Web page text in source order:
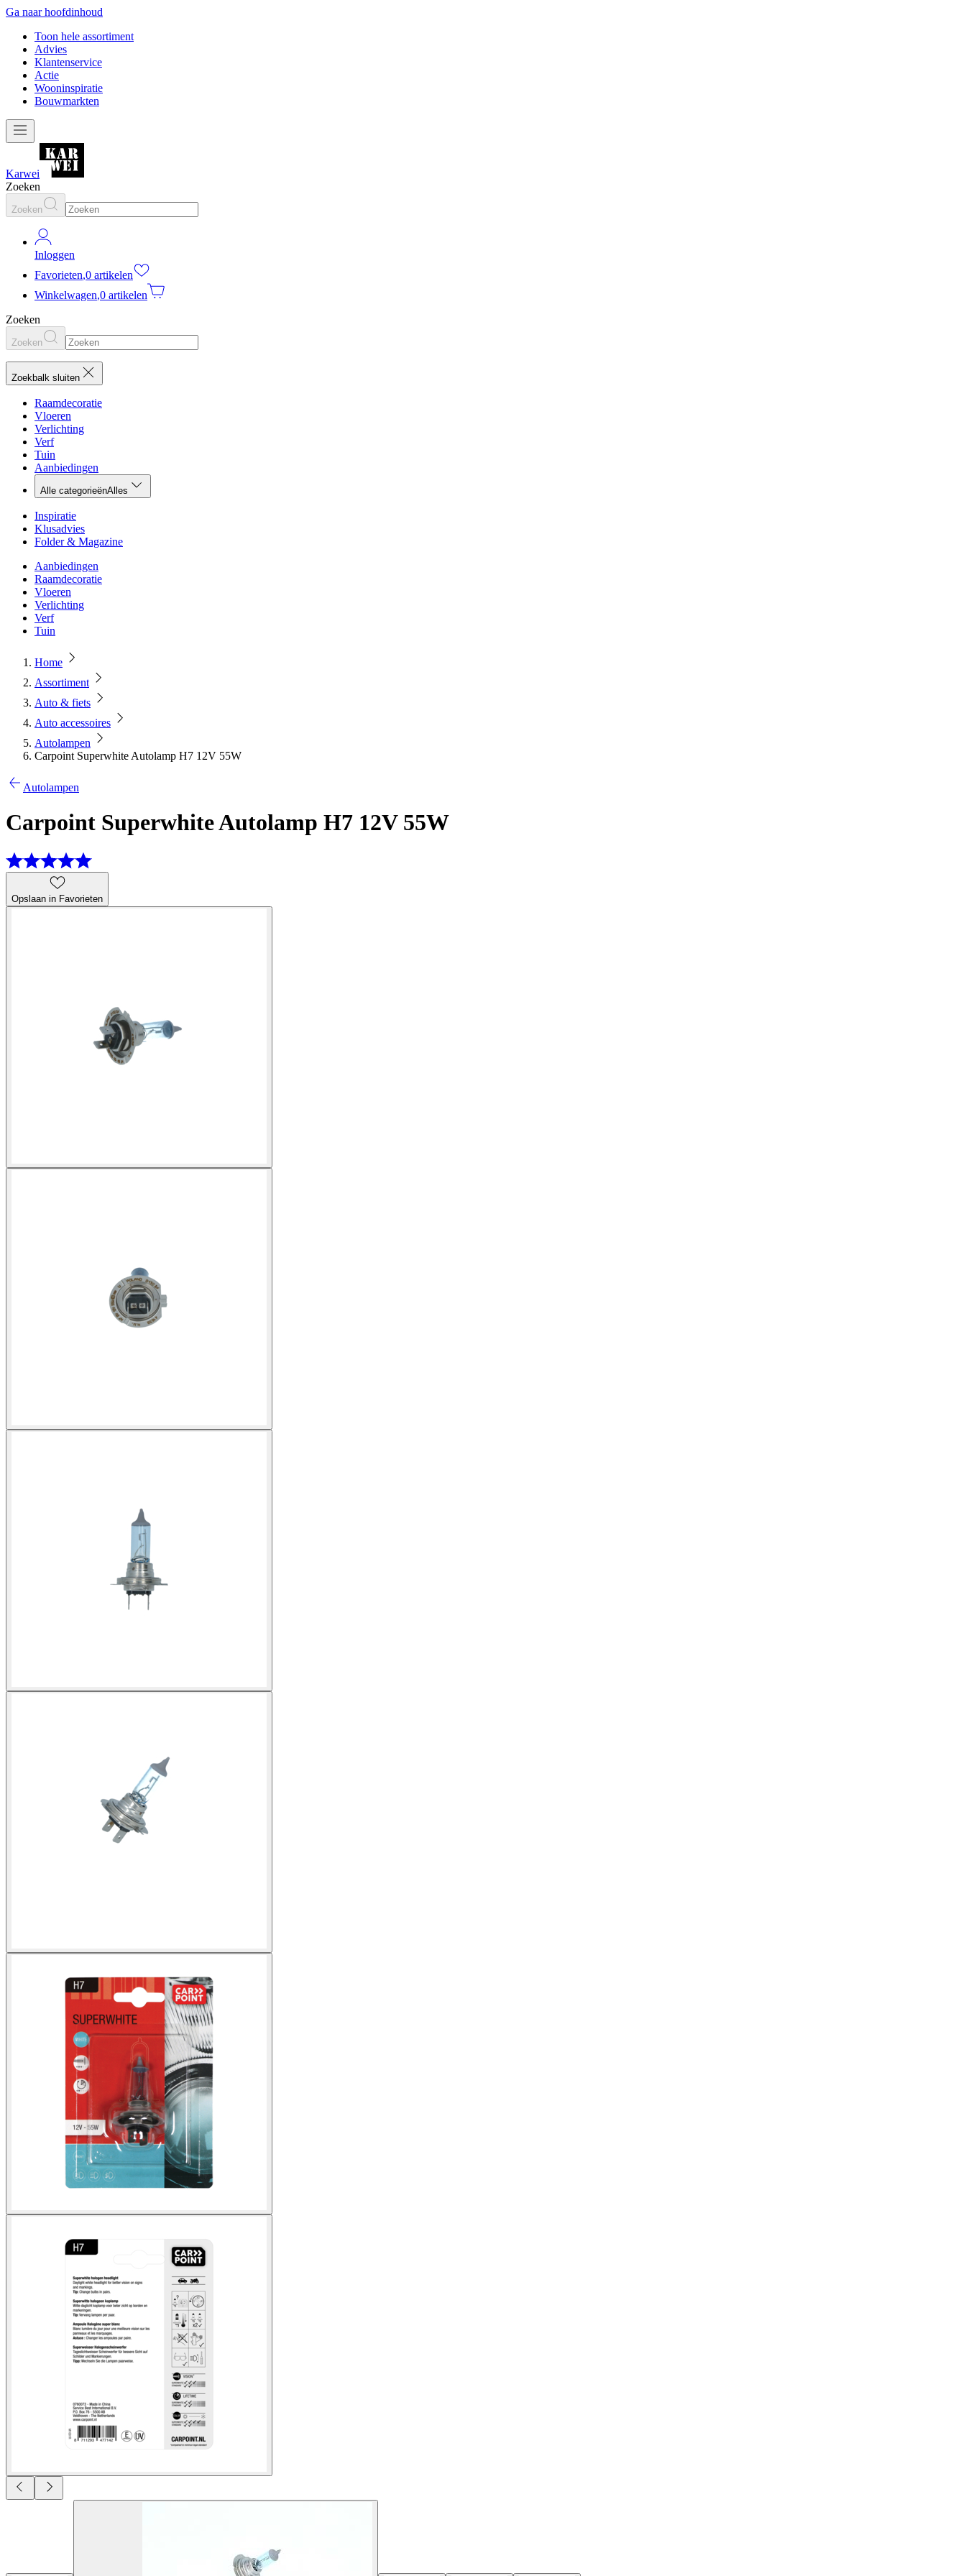
Ga naar hoofdinhoud
Toon hele assortiment
Advies
Klantenservice
Actie
Wooninspiratie
Bouwmarkten
Karwei
Zoeken
Zoeken
Inloggen
Favorieten,0 artikelen
Winkelwagen,0 artikelen
Zoeken
Zoeken
Zoekbalk sluiten
Raamdecoratie
Vloeren
Verlichting
Verf
Tuin
Aanbiedingen
Alle categorieënAlles
Inspiratie
Klusadvies
Folder & Magazine
Aanbiedingen
Raamdecoratie
Vloeren
Verlichting
Verf
Tuin
Home
Assortiment
Auto & fiets
Auto accessoires
Autolampen
Carpoint Superwhite Autolamp H7 12V 55W
Autolampen
Carpoint Superwhite Autolamp H7 12V 55W
Opslaan in Favorieten